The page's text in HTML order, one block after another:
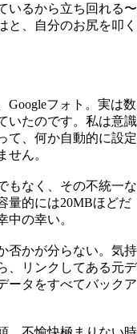
いるから立ち回れる〜
と、自分のお尻を叩く
Googleフォト。実は数
いたのです。私は意識
て、何か自動的に設定
ん。
もなく、その不統一な
量的には20MBほどだ
中の幸い。
否かが分らない。気持
、リンクしてある元デ
ータをすべてバックア